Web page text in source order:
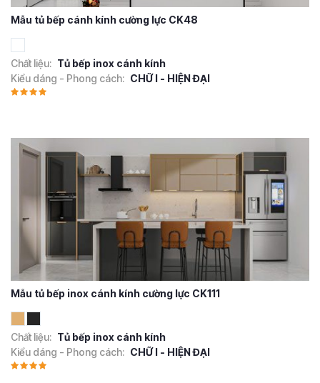
Mẫu tủ bếp cánh kính cường lực CK48
Chất liệu: Tủ bếp inox cánh kính
Kiểu dáng - Phong cách: CHỮ I - HIỆN ĐẠI
Mẫu tủ bếp inox cánh kính cường lực CK111
Chất liệu: Tủ bếp inox cánh kính
Kiểu dáng - Phong cách: CHỮ I - HIỆN ĐẠI